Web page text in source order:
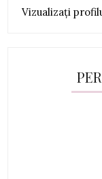
Vizualizați